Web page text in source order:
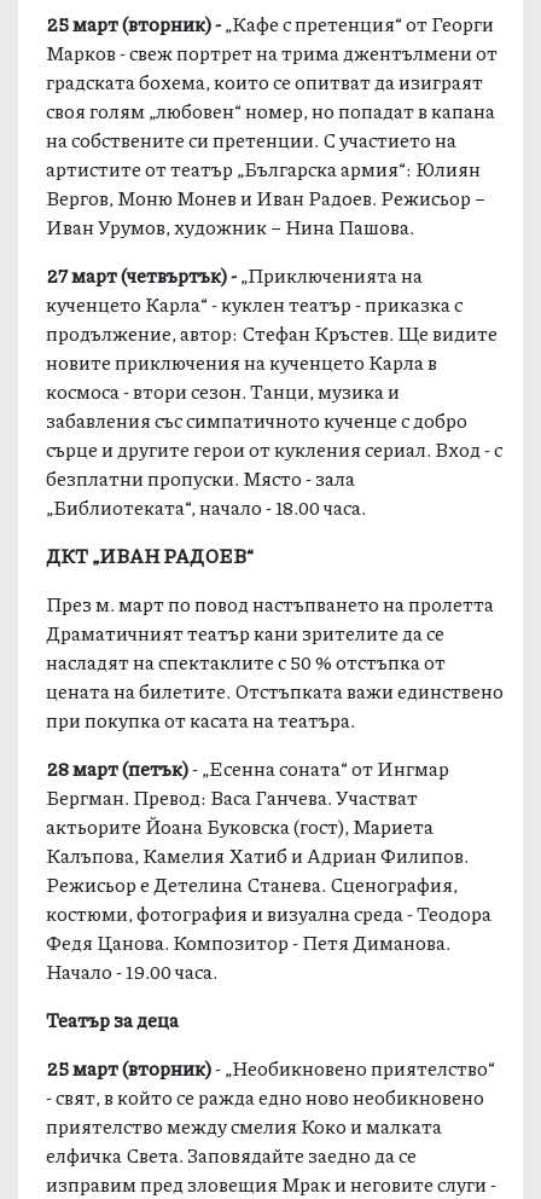
25 март(вторник)-„Кафе с претенция“ от Георги
Марков - свеж портрет на трима джентълмени от
градската бохема, които се опитват да изиграят
своя голям „любовен“ номер, но попадат в капана
на собствените си претенции. С участието на
артистите от театър „Българска армия“: Юлиян
Вергов, Моню Монев и Иван Радоев. Режисьор –
Иван Урумов, художник – Нина Пашова.
27 март(четвъртък)-„Приключенията на
кученцето Карла“ - куклен театър - приказка с
продължение, автор: Стефан Кръстев. Ще видите
новите приключения на кученцето Карла в
космоса - втори сезон. Танци, музика и
забавления със симпатичното кученце с добро
сърце и другите герои от кукления сериал. Вход - с
безплатни пропуски. Място - зала
„Библиотеката“, начало - 18.00 часа.
ДКТ „ИВАН РАДОЕВ“
През м. март по повод настъпването на пролетта
Драматичният театър кани зрителите да се
насладят на спектаклите с 50 % отстъпка от
цената на билетите. Отстъпката важи единствено
при покупка от касата на театъра.
28 март (петък)- „Есенна соната“ от Ингмар
Бергман. Превод: Васа Ганчева. Участват
актьорите Йоана Буковска (гост), Мариета
Калъпова, Камелия Хатиб и Адриан Филипов.
Режисьор е Детелина Станева. Сценография,
костюми, фотография и визуална среда - Теодора
Федя Цанова. Композитор - Петя Диманова.
Начало - 19.00 часа.
Театър за деца
25 март (вторник)- „Необикновено приятелство“
- свят, в който се ражда едно ново необикновено
приятелство между смелия Коко и малката
елфичка Света. Заповядайте заедно да се
изправим пред зловещия Мрак и неговите слуги -